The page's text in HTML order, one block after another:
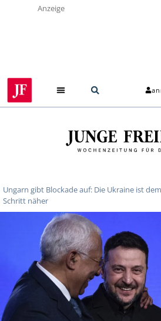
Anzeige
Ungarn gibt Blockade auf: Die Ukraine ist
Schritt näher